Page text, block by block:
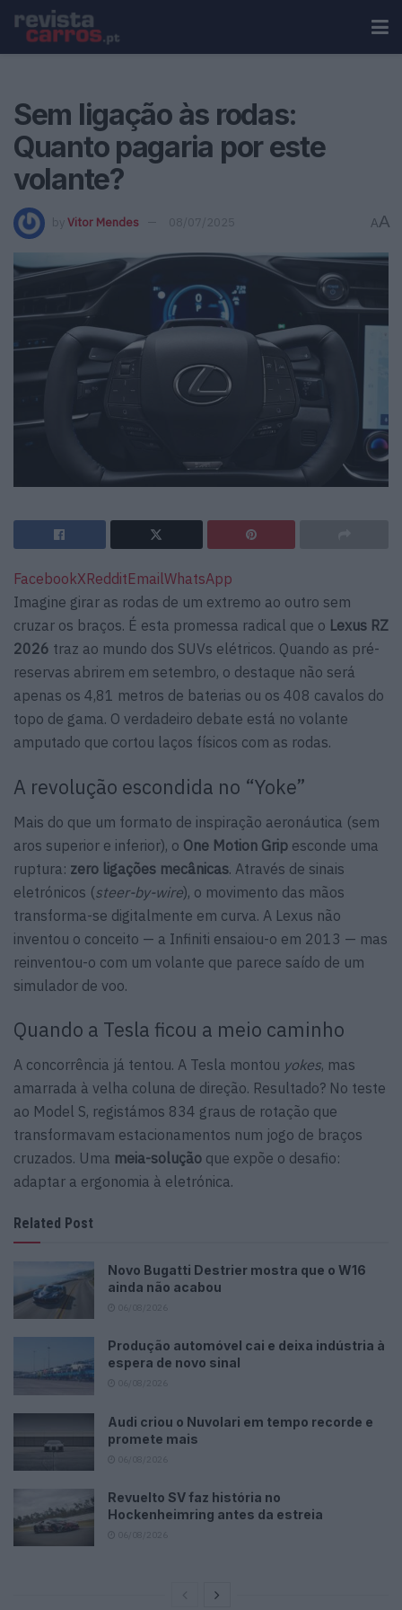
Sem ligação às rodas:
Quanto pagaria por este
volante?
by Vitor Mendes 08/07/2025 AA
FacebookXRedditEmailWhatsApp
Imagine girar as rodas de um extremo ao outro sem
cruzar os braços. É esta promessa radical que o Lexus RZ
2026 traz ao mundo dos SUVs elétricos. Quando as pré-
reservas abrirem em setembro, o destaque não será
apenas os 4,81 metros de baterias ou os 408 cavalos do
topo de gama. O verdadeiro debate está no volante
amputado que cortou laços físicos com as rodas.
A revolução escondida no “Yoke”
Mais do que um formato de inspiração aeronáutica (sem
aros superior e inferior), o One Motion Grip esconde uma
ruptura: zero ligações mecânicas. Através de sinais
eletrónicos (steer-by-wire), o movimento das mãos
transforma-se digitalmente em curva. A Lexus não
inventou o conceito — a Infiniti ensaiou-o em 2013 — mas
reinventou-o com um volante que parece saído de um
simulador de voo.
Quando a Tesla ficou a meio caminho
A concorrência já tentou. A Tesla montou yokes, mas
amarrada à velha coluna de direção. Resultado? No teste
ao Model S, registámos 834 graus de rotação que
transformavam estacionamentos num jogo de braços
cruzados. Uma meia-solução que expõe o desafio:
adaptar a ergonomia à eletrónica.
Related Post
Novo Bugatti Destrier mostra que o W16
ainda não acabou
Produção automóvel cai e deixa indústria à
espera de novo sinal
Audi criou o Nuvolari em tempo recorde e
promete mais
Revuelto SV faz história no
Hockenheimring antes da estreia